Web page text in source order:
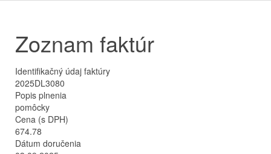
Zoznam faktúr
Identifikačný údaj faktúry
2025DL3080
Popis plnenia
pomôcky
Cena (s DPH)
674.78
Dátum doručenia